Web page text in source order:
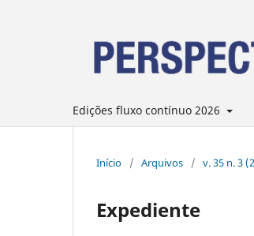
Edições fluxo contínuo 2026
Início / Arquivos / v. 35 n. 3
Expediente